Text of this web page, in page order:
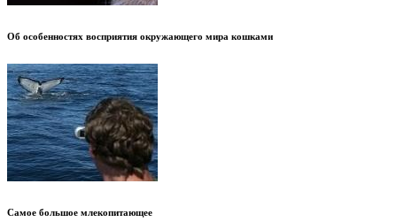
Об особенностях восприятия окружающего мира кошками
Самое большое млекопитающее